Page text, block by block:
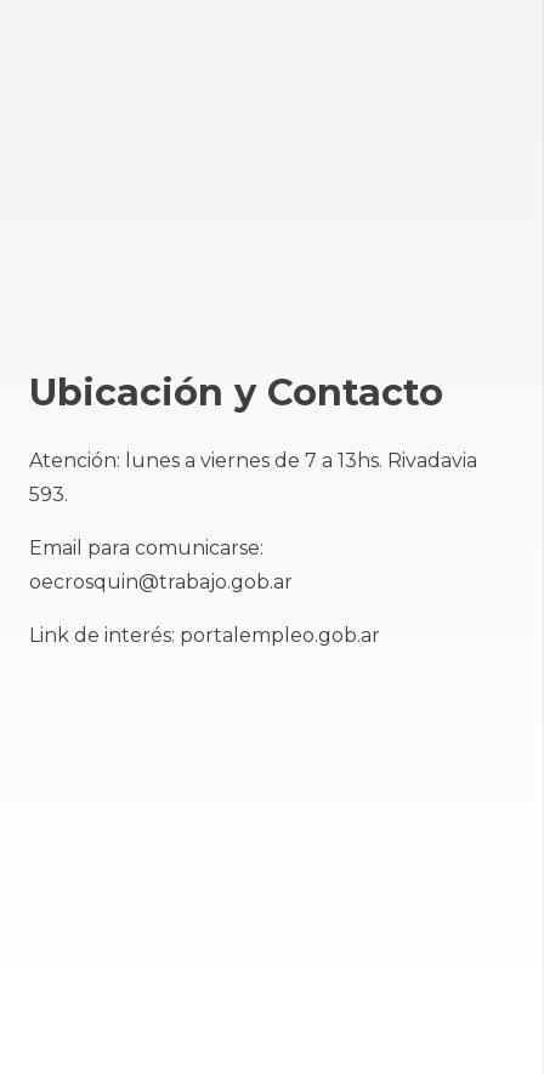
Ubicación y Contacto
Atención: lunes a viernes de 7 a 13hs. Rivadavia
593.
Email para comunicarse:
oecrosquin@trabajo.gob.ar
Link de interés: portalempleo.gob.ar